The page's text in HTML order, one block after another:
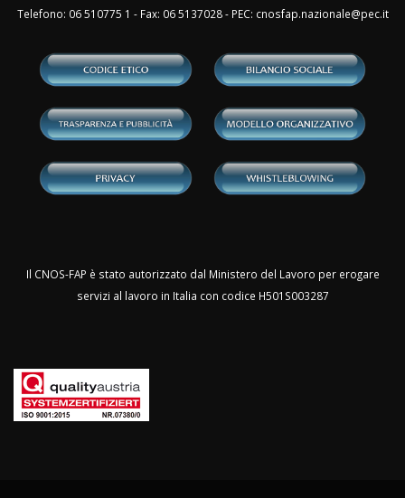
Telefono: 06 510775 1 - Fax: 06 5137028 - PEC: cnosfap.nazionale@pec.it
Il CNOS-FAP è stato autorizzato dal Ministero del Lavoro per erogare
servizi al lavoro in Italia con codice H501S003287